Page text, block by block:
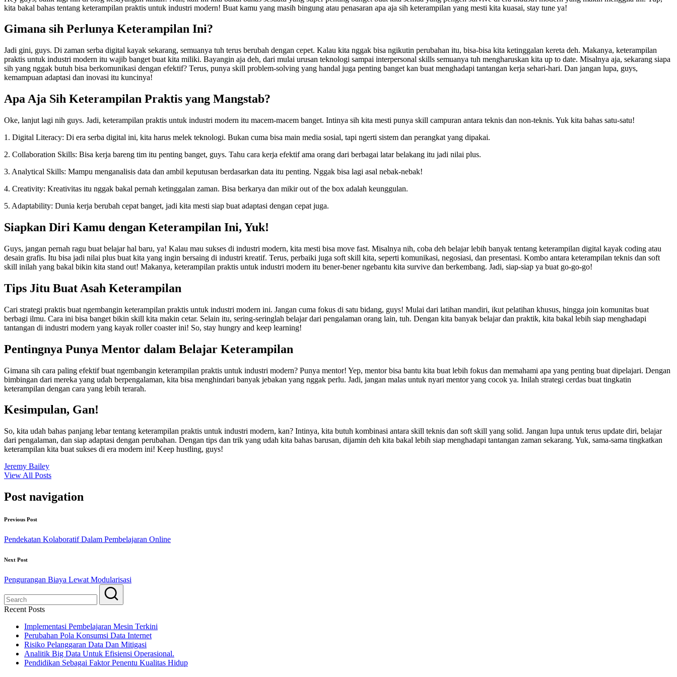
kita bakal bahas tentang keterampilan praktis untuk industri modern! Buat kamu yang masih bingung atau penasaran apa aja sih keterampilan yang mesti kita kuasai, stay tune ya!
Gimana sih Perlunya Keterampilan Ini?
Jadi gini, guys. Di zaman serba digital kayak sekarang, semuanya tuh terus berubah dengan cepet. Kalau kita nggak bisa ngikutin perubahan itu, bisa-bisa kita ketinggalan kereta deh. Makanya, keterampilan
praktis untuk industri modern itu wajib banget buat kita miliki. Bayangin aja deh, dari mulai urusan teknologi sampai interpersonal skills semuanya tuh mengharuskan kita up to date. Misalnya aja, sekarang siapa
sih yang nggak butuh bisa berkomunikasi dengan efektif? Terus, punya skill problem-solving yang handal juga penting banget kan buat menghadapi tantangan kerja sehari-hari. Dan jangan lupa, guys,
kemampuan adaptasi dan inovasi itu kuncinya!
Apa Aja Sih Keterampilan Praktis yang Mangstab?
Oke, lanjut lagi nih guys. Jadi, keterampilan praktis untuk industri modern itu macem-macem banget. Intinya sih kita mesti punya skill campuran antara teknis dan non-teknis. Yuk kita bahas satu-satu!
1. Digital Literacy: Di era serba digital ini, kita harus melek teknologi. Bukan cuma bisa main media sosial, tapi ngerti sistem dan perangkat yang dipakai.
2. Collaboration Skills: Bisa kerja bareng tim itu penting banget, guys. Tahu cara kerja efektif ama orang dari berbagai latar belakang itu jadi nilai plus.
3. Analytical Skills: Mampu menganalisis data dan ambil keputusan berdasarkan data itu penting. Nggak bisa lagi asal nebak-nebak!
4. Creativity: Kreativitas itu nggak bakal pernah ketinggalan zaman. Bisa berkarya dan mikir out of the box adalah keunggulan.
5. Adaptability: Dunia kerja berubah cepat banget, jadi kita mesti siap buat adaptasi dengan cepat juga.
Siapkan Diri Kamu dengan Keterampilan Ini, Yuk!
Guys, jangan pernah ragu buat belajar hal baru, ya! Kalau mau sukses di industri modern, kita mesti bisa move fast. Misalnya nih, coba deh belajar lebih banyak tentang keterampilan digital kayak coding atau
desain grafis. Itu bisa jadi nilai plus buat kita yang ingin bersaing di industri kreatif. Terus, perbaiki juga soft skill kita, seperti komunikasi, negosiasi, dan presentasi. Kombo antara keterampilan teknis dan soft
skill inilah yang bakal bikin kita stand out! Makanya, keterampilan praktis untuk industri modern itu bener-bener ngebantu kita survive dan berkembang. Jadi, siap-siap ya buat go-go-go!
Tips Jitu Buat Asah Keterampilan
Cari strategi praktis buat ngembangin keterampilan praktis untuk industri modern ini. Jangan cuma fokus di satu bidang, guys! Mulai dari latihan mandiri, ikut pelatihan khusus, hingga join komunitas buat
berbagi ilmu. Cara ini bisa banget bikin skill kita makin cetar. Selain itu, sering-seringlah belajar dari pengalaman orang lain, tuh. Dengan kita banyak belajar dan praktik, kita bakal lebih siap menghadapi
tantangan di industri modern yang kayak roller coaster ini! So, stay hungry and keep learning!
Pentingnya Punya Mentor dalam Belajar Keterampilan
Gimana sih cara paling efektif buat ngembangin keterampilan praktis untuk industri modern? Punya mentor! Yep, mentor bisa bantu kita buat lebih fokus dan memahami apa yang penting buat dipelajari. Dengan
bimbingan dari mereka yang udah berpengalaman, kita bisa menghindari banyak jebakan yang nggak perlu. Jadi, jangan malas untuk nyari mentor yang cocok ya. Inilah strategi cerdas buat tingkatin
keterampilan dengan cara yang lebih terarah.
Kesimpulan, Gan!
So, kita udah bahas panjang lebar tentang keterampilan praktis untuk industri modern, kan? Intinya, kita butuh kombinasi antara skill teknis dan soft skill yang solid. Jangan lupa untuk terus update diri, belajar
dari pengalaman, dan siap adaptasi dengan perubahan. Dengan tips dan trik yang udah kita bahas barusan, dijamin deh kita bakal lebih siap menghadapi tantangan zaman sekarang. Yuk, sama-sama tingkatkan
keterampilan kita buat sukses di era modern ini! Keep hustling, guys!
Jeremy Bailey
View All Posts
Post navigation
Previous Post
Pendekatan Kolaboratif Dalam Pembelajaran Online
Next Post
Pengurangan Biaya Lewat Modularisasi
Recent Posts
Implementasi Pembelajaran Mesin Terkini
Perubahan Pola Konsumsi Data Internet
Risiko Pelanggaran Data Dan Mitigasi
Analitik Big Data Untuk Efisiensi Operasional.
Pendidikan Sebagai Faktor Penentu Kualitas Hidup